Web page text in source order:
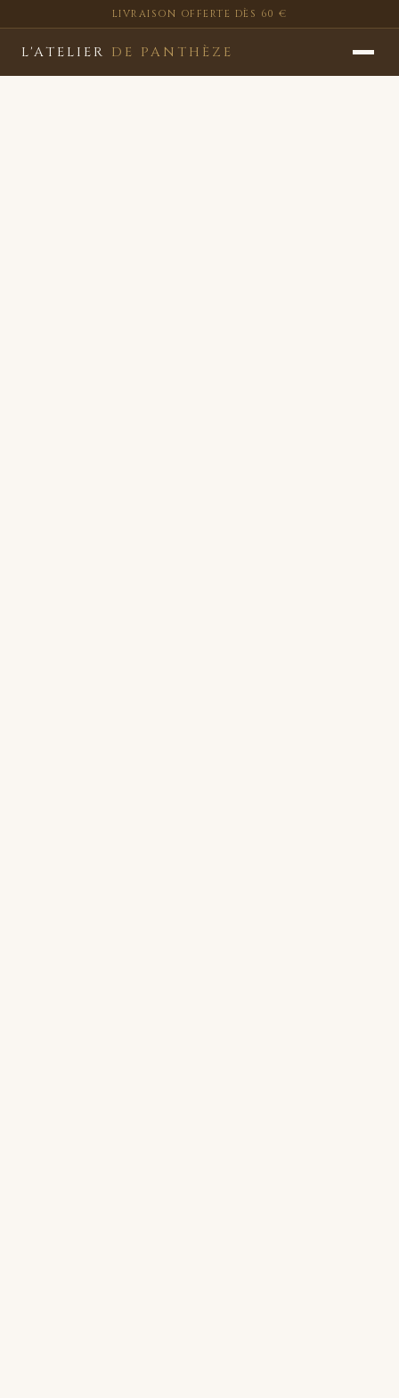
LIVRAISON OFFERTE DÈS 60 €
L'ATELIER DE PANTHÈZE